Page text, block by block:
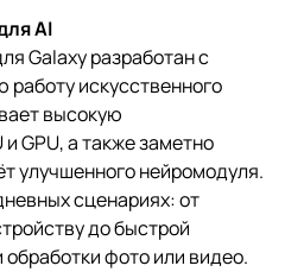
AI
Galaxy разработан с
искусственного
высокую
GPU, а также заметно
улучшенного нейромодуля.
сценариях: от
до быстрой
фото или видео.